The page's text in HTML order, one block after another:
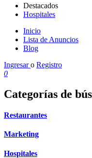
Destacados
Hospitales
Inicio
Lista de Anuncios
Blog
Ingresaro Registro
0
Categorías de
Restaurantes
Marketing
Hospitales